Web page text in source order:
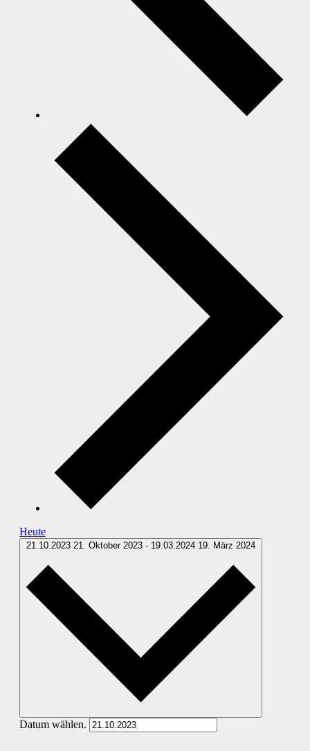
Heute
21.10.2023 21. Oktober 2023 - 19.03.2024 19. März 2024
Datum wählen.